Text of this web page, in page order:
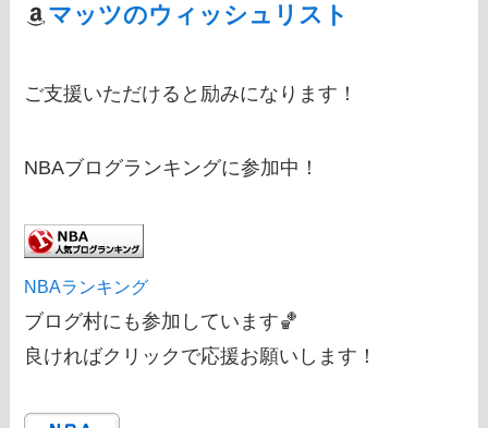
マッツのウィッシュリスト
ご支援いただけると励みになります！
NBAブログランキングに参加中！
NBAランキング
ブログ村にも参加しています🏀
良ければクリックで応援お願いします！